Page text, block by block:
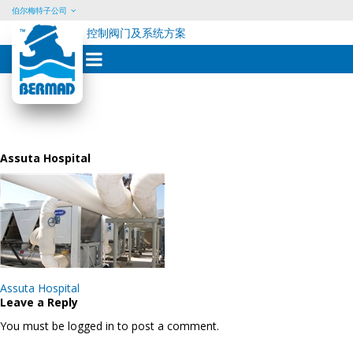
Skip
content
伯尔梅特子公司
控制阀门及系统方案
Assuta Hospital
Post
navigation
Assuta Hospital
Leave a Reply
You must be logged in to post a comment.